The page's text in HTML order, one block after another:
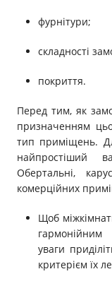
фурнітури;
складності
покриття.
Перед тим, як
призначенням
тип приміщень.
найпростіший
Обертальні,
комерційних
Щоб
уваги
критерієм їх